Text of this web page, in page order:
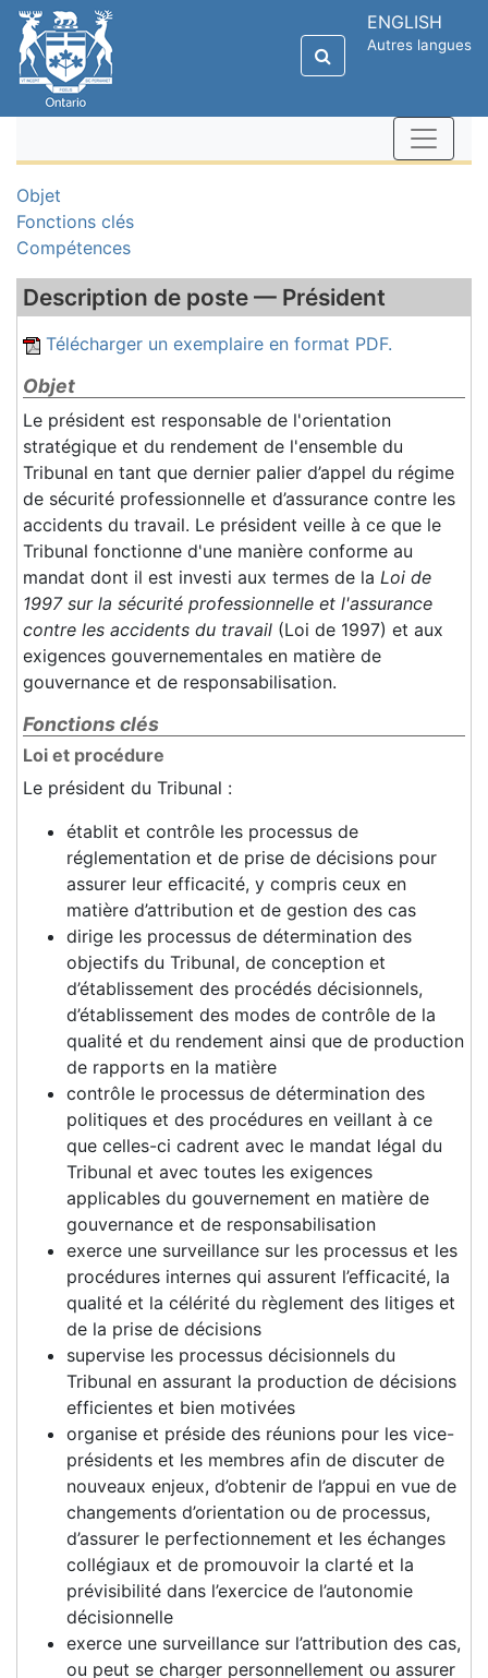
ENGLISH
Autres langues
Objet
Fonctions clés
Compétences
Description de poste — Président
Télécharger un exemplaire en format PDF.
Objet
Le président est responsable de l'orientation
stratégique et du rendement de l'ensemble du
Tribunal en tant que dernier palier d’appel du régime
de sécurité professionnelle et d’assurance contre les
accidents du travail. Le président veille à ce que le
Tribunal fonctionne d'une manière conforme au
mandat dont il est investi aux termes de la Loi de
1997 sur la sécurité professionnelle et l'assurance
contre les accidents du travail (Loi de 1997) et aux
exigences gouvernementales en matière de
gouvernance et de responsabilisation.
Fonctions clés
Loi et procédure
Le président du Tribunal :
établit et contrôle les processus de
réglementation et de prise de décisions pour
assurer leur efficacité, y compris ceux en
matière d’attribution et de gestion des cas
dirige les processus de détermination des
objectifs du Tribunal, de conception et
d’établissement des procédés décisionnels,
d’établissement des modes de contrôle de la
qualité et du rendement ainsi que de production
de rapports en la matière
contrôle le processus de détermination des
politiques et des procédures en veillant à ce
que celles-ci cadrent avec le mandat légal du
Tribunal et avec toutes les exigences
applicables du gouvernement en matière de
gouvernance et de responsabilisation
exerce une surveillance sur les processus et les
procédures internes qui assurent l’efficacité, la
qualité et la célérité du règlement des litiges et
de la prise de décisions
supervise les processus décisionnels du
Tribunal en assurant la production de décisions
efficientes et bien motivées
organise et préside des réunions pour les vice-
présidents et les membres afin de discuter de
nouveaux enjeux, d’obtenir de l’appui en vue de
changements d’orientation ou de processus,
d’assurer le perfectionnement et les échanges
collégiaux et de promouvoir la clarté et la
prévisibilité dans l’exercice de l’autonomie
décisionnelle
exerce une surveillance sur l’attribution des cas,
ou peut se charger personnellement ou assurer